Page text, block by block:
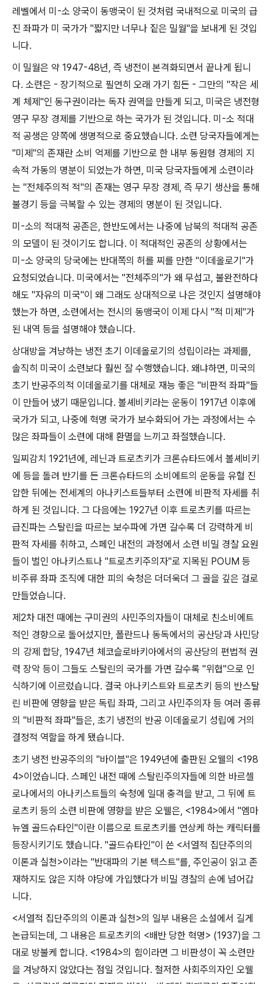
레벨에서 미 -소 양국이 동맹국이 된 것처럼 국내적으로 미국의 급
진 좌파가 미 국가가 "짧지만 너무나 짙은 밀월"을 보내게 된 것입
니다.
이 밀월은 약 1947-48년, 즉 냉전이 본격화되면서 끝나게 됩니
다. 소련은 - 장기적으로 필연히 오래 가기 힘든 - 그만의 "작은 세
계 체제 "인 동구권이라는 독자 권역을 만들게 되고, 미국은 냉전형
영구 무장 경제를 기반으로 하는 국가가 된 것입니다. 미 -소 적대
적 공생은 양쪽에 생명적으로 중요했습니다. 소련 당국자들에게는
"미제 "의 존재란 소비 억제를 기반으로 한 내부 동원형 경제의 지
속적 가동의 명분이 되었는가 하면, 미국 당국자들에게 소련이라
는 "전체주의적 적"의 존재는 영구 무장 경제 , 즉 무기 생산을 통해
불경기 등을 극복할 수 있는 경제의 명분이 된 것입니다.
미 -소의 적대적 공존은, 한반도에서는 나중에 남북의 적대적 공존
의 모델이 된 것이기도 합니다. 이 적대적인 공존의 상황에서는
미 -소 양국의 당국에는 반대쪽의 허를 찌를 만한 "이데올로기 "가
요청되었습니다. 미국에서는 "전체주의 "가 왜 무섭고, 불완전하다
해도 "자유의 미국"이 왜 그래도 상대적으로 나은 것인지 설명해야
했는가 하면, 소련에서는 전시의 동맹국이 이제 다시 "적 미제 "가
된 내역 등을 설명해야 했습니다.
상대방을 겨냥하는 냉전 초기 이데올로기의 성립이라는 과제를,
솔직히 미국이 소련보다 훨씬 잘 수행했습니다. 왜냐하면, 미국의
초기 반공주의적 이데올로기를 대체로 재능 좋은 "비판적 좌파"들
이 만들어 냈기 때문입니다. 볼셰비키라는 운동이 1917년 이후에
국가가 되고, 나중에 혁명 국가가 보수화되어 가는 과정에서는 수
많은 좌파들이 소련에 대해 환멸을 느끼고 좌절했습니다.
일찌감치 1921년에 , 레닌과 트로츠키가 크론슈타드에서 볼셰비키
에 등을 돌려 반기를 든 크론슈타드의 소비에트의 운동을 유혈 진
압한 뒤에는 전세계의 아나키스트들부터 소련에 비판적 자세를 취
하게 된 것입니다. 그 다음에는 1927년 이후 트로츠키를 따르는
급진파는 스탈린을 따르는 보수파에 가면 갈수록 더 강력하게 비
판적 자세를 취하고, 스페인 내전의 과정에서 소련 비밀 경찰 요원
들이 벌인 아나키스트나 "트로츠키주의자"로 지목된 POUM 등
비주류 좌파 조직에 대한 피의 숙청은 더더욱더 그 골을 깊은 걸로
만들었습니다.
제 2차 대전 때에는 구미권의 사민주의자들이 대체로 친소비에트
적인 경향으로 돌어섰지만, 폴란드나 동독에서의 공산당과 사민당
의 강제 합당, 1947년 체코슬로바키아에서의 공산당의 편법적 권
력 장악 등이 그들도 스탈린의 국가를 가면 갈수록 "위협"으로 인
식하기에 이르렀습니다. 결국 아나키스트와 트로츠키 등의 반스탈
린 비판에 영향을 받은 독립 좌파, 그리고 사민주의자 등 여러 종류
의 "비판적 좌파"들은, 초기 냉전의 반공 이데올로기 성립에 거의
결정적 역할을 하게 됐습니다.
초기 냉전 반공주의의 "바이블"은 1949년에 출판된 오웰의 <198
4>이었습니다. 스페인 내전 때에 스탈린주의자들에 의한 바르셀
로나에서의 아나키스트들의 숙청에 일대 충격을 받고, 그 뒤에 트
로츠키 등의 소련 비판에 영향을 받은 오웰은, <1984>에서 "엠마
뉴엘 골드슈타인"이란 이름으로 트로츠키를 연상케 하는 캐릭터를
등장시키기도 했습니다. "골드슈타인"이 쓴 <서열적 집단주의의
이론과 실천>이라는 "반대파의 기본 텍스트"를, 주인공이 읽고 존
재하지도 않은 지하 야당에 가입했다가 비밀 경찰의 손에 넘어갑
니다.
<서열적 집단주의의 이론과 실천>의 일부 내용은 소설에서 길게
논급되는데 , 그 내용은 트로츠키의 <배반 당한 혁명> (1937)을 그
대로 방불케 합니다. <1984>의 힘이라면 그 비판성이 꼭 소련만
을 겨냥하지 않았다는 점일 것입니다. 철저한 사회주의자인 오웰